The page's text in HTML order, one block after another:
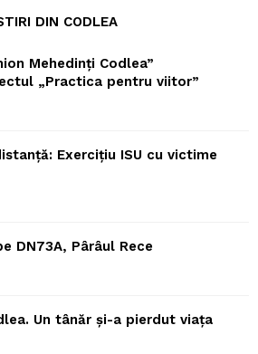
DIN CODLEA
Mehedinți Codlea”
„Practica pentru viitor”
Exercițiu ISU cu victime
DN73A, Pârâul Rece
Un tânăr și-a pierdut viața